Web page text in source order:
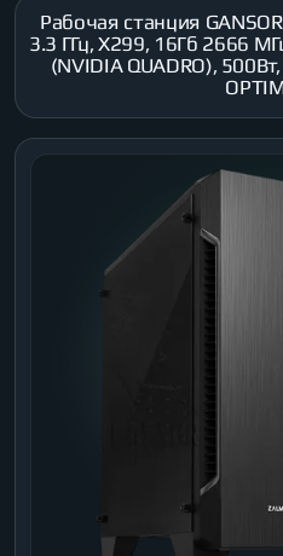
Рабочая станция
3.3 ГГц, X299, 16Гб 2666
(NVIDIA QUADRO),